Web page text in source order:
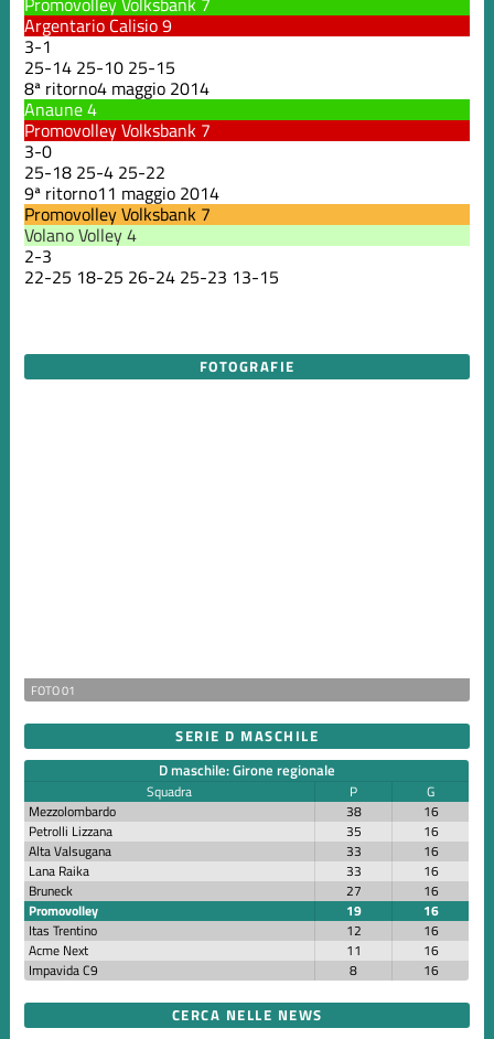
Argentario Calisio9
3-1
25-14 25-10 25-15
8ª ritorno4 maggio 2014
Anaune4
Promovolley Volksbank 7
3-0
25-18 25-4 25-22
9ª ritorno11 maggio 2014
Promovolley Volksbank 7
Volano Volley4
2-3
22-25 18-25 26-24 25-23 13-15
FOTOGRAFIE
FOTO 01
SERIE D MASCHILE
D maschile: Girone regionale
Squadra P
G
Mezzolombardo
38
16
Petrolli Lizzana
35
16
Alta Valsugana
33
16
Lana Raika
33
16
Bruneck
27
16
Promovolley
19
16
Itas Trentino
12
16
Acme Next
11
16
Impavida C9
8 16
CERCA NELLE NEWS